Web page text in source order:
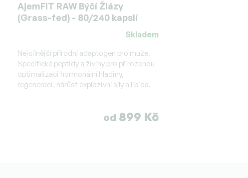
AjemFIT RAW Býčí Žlázy
(Grass-fed) - 80/240 kapslí
hodnocení
produktu
je
4,5
Skladem
od 899 Kč
Nejsilnější přírodní adaptogen pro muže.
Specifické peptidy a živiny pro přirozenou
optimalizaci hormonální hladiny,
regeneraci, nárůst explozivní síly a libida.